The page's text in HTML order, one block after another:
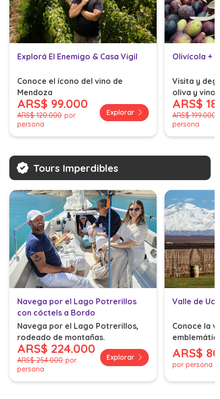
Explorá El Enemigo & Casa Vigil
Conoce el ícono del vino de
Mendoza
ARS$ 99.000
ARS$ 120.000 por
persona
Explorar
Olivícola +
Visita y
oliva y vinos (no
almuerzo)
ARS$
ARS$ 199.000
persona
Tours Imperdibles
Navega por el Lago Potrerillos
con cóctels a Bordo
Navega por el Lago Potrerillos,
rodeado de montañas.
ARS$ 224.000
ARS$ 254.000 por
persona
Explorar
Valle de
Conoce la
ARS$
por persona